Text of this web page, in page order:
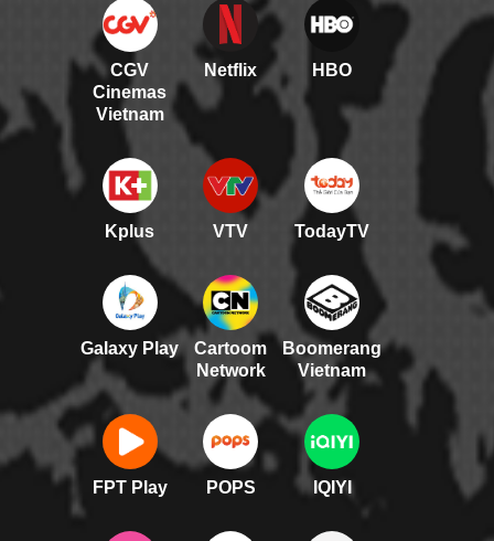
CGV
Cinemas
Vietnam
Netflix HBO
Kplus VTV TodayTV
Galaxy Play
Cartoom
Network
Boomerang
Vietnam
FPT Play POPS IQIYI